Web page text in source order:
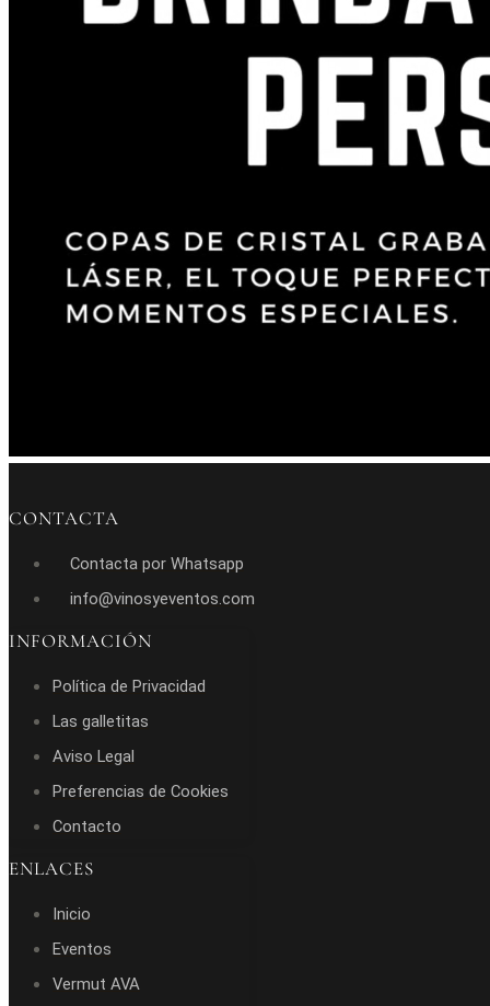
CONTACTA
Contacta por Whatsapp
info@vinosyeventos.com
INFORMACIÓN
Política de Privacidad
Las galletitas
Aviso Legal
Preferencias de Cookies
Contacto
ENLACES
Inicio
Eventos
Vermut AVA